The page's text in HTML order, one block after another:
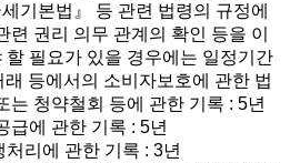
세기본법』등관련법령의규정에
련권리의무관계의확인등을이
필요가있을경우에는일정기간
래등에서의소비자보호에관한법
는청약철회등에관한기록:5년
급에관한기록:5년
리에관한기록:3년